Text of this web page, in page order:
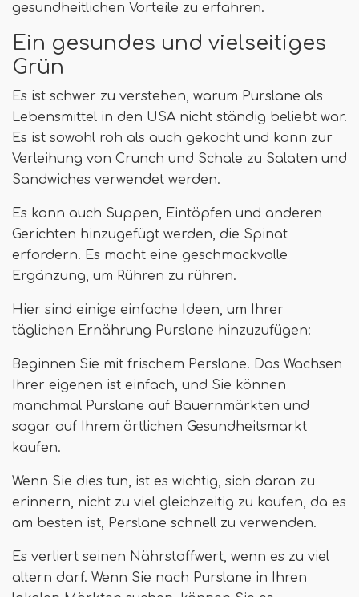
gesundheitlichen Vorteile zu erfahren.
Ein gesundes und vielseitiges
Grün
Es ist schwer zu verstehen, warum Purslane als
Lebensmittel in den USA nicht ständig beliebt war.
Es ist sowohl roh als auch gekocht und kann zur
Verleihung von Crunch und Schale zu Salaten und
Sandwiches verwendet werden.
Es kann auch Suppen, Eintöpfen und anderen
Gerichten hinzugefügt werden, die Spinat
erfordern. Es macht eine geschmackvolle
Ergänzung, um Rühren zu rühren.
Hier sind einige einfache Ideen, um Ihrer
täglichen Ernährung Purslane hinzuzufügen:
Beginnen Sie mit frischem Perslane. Das Wachsen
Ihrer eigenen ist einfach, und Sie können
manchmal Purslane auf Bauernmärkten und
sogar auf Ihrem örtlichen Gesundheitsmarkt
kaufen.
Wenn Sie dies tun, ist es wichtig, sich daran zu
erinnern, nicht zu viel gleichzeitig zu kaufen, da es
am besten ist, Perslane schnell zu verwenden.
Es verliert seinen Nährstoffwert, wenn es zu viel
altern darf. Wenn Sie nach Purslane in Ihren